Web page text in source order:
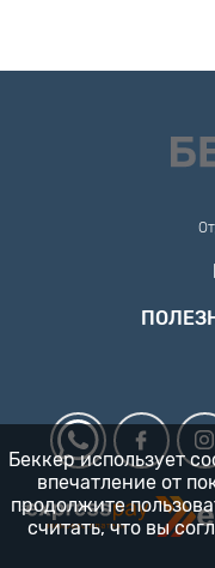
Беккер использует
впечатление от
продолжите
считать, что вы